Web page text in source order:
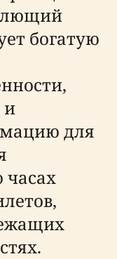
богатую
и
для
часах